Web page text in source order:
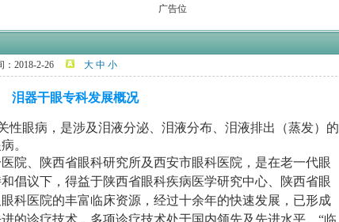
广告位
：2018-2-26 大 中 小
泪器干眼专科发展概况
性眼病，是涉及泪液分泌、泪液分布、泪液排出（蒸发）的
。
院、陕西省眼科研究所及西安市眼科医院，是在老一代眼
倡议下，得益于陕西省眼科疾病医学研究中心、陕西省眼
科医院的丰富临床资源，经过十余年的快速发展，已形成